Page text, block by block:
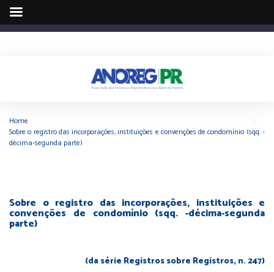
Home
Sobre o registro das incorporações, instituições e convenções de condomínio (sqq. -
décima-segunda parte)
Sobre o registro das incorporações, instituições e
convenções de condomínio (sqq. -décima-segunda
parte)
(da série Registros sobre Registros, n. 247)